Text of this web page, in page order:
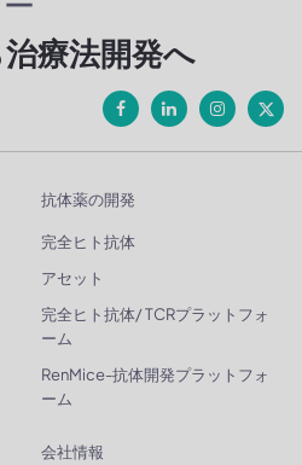
療法開発へ
抗体薬の開発
完全ヒト抗体
アセット
完全ヒト抗体/ TCRプラットフォ
ーム
RenMice-抗体開発プラットフォ
ーム
会社情報